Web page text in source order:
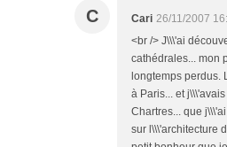
C Cari 26/11/2007
<br /> J\\\'ai
cathédrales... mon
longtemps perdus.
à Paris... et
Chartres... que
sur l\\\'architecture